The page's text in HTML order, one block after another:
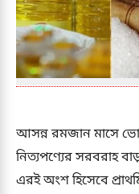
আসন্ন রমজান মাসে
নিত্যপণ্যের সরবরাহ
এরই অংশ হিসেবে